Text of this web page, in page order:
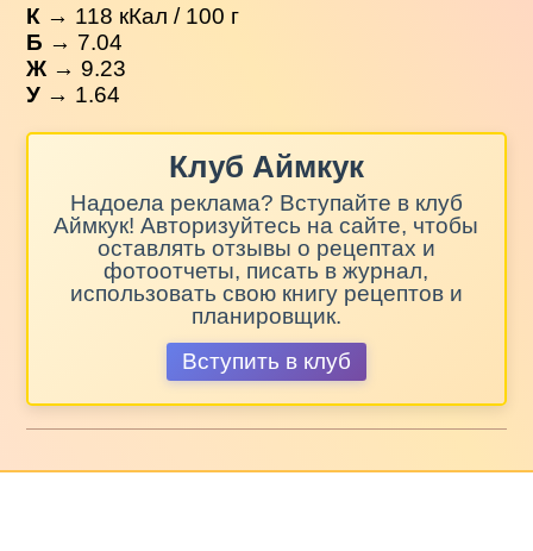
К → 118 кКал / 100 г
Б → 7.04
Ж → 9.23
У → 1.64
Клуб Аймкук
Надоела реклама? Вступайте в клуб
Аймкук! Авторизуйтесь на сайте, чтобы
оставлять отзывы о рецептах и
фотоотчеты, писать в журнал,
использовать свою книгу рецептов и
планировщик.
Вступить в клуб